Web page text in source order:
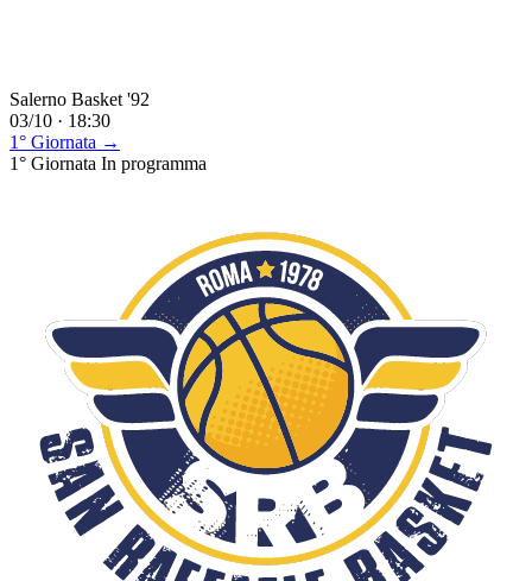
Salerno Basket '92
03/10 · 18:30
1° Giornata →
1° Giornata In programma